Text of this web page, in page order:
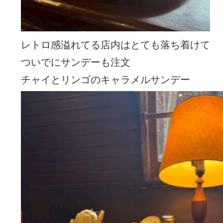
レトロ感溢れてる店内はとても落ち着けて
ついでにサンデーも注文
チャイとリンゴのキャラメルサンデー